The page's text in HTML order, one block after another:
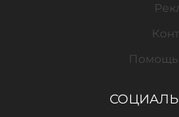
Помощь